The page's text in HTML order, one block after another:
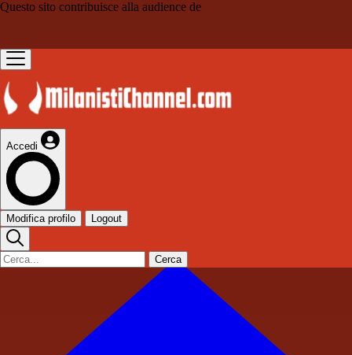
Questo sito contribuisce alla audience de
Accedi
Modifica profilo Logout
Cerca